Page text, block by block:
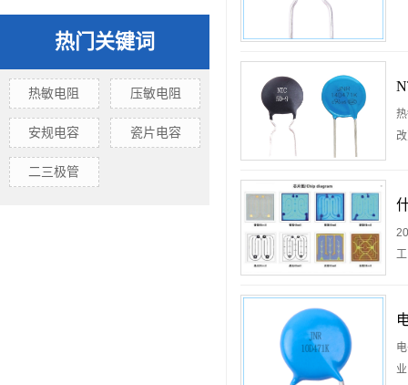
热门关键词
热敏电阻 压敏电阻
安规电容 瓷片电容
二三极管
热